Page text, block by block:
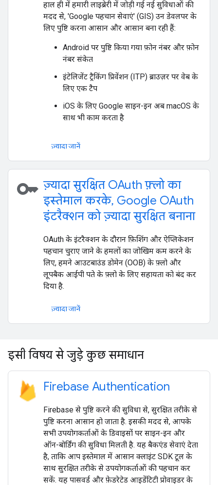
हाल ही में हमारी लाइब्रेरी में जोड़ी गई नई सुविधाओं की
मदद से, 'Google पहचान सेवाएं' (GIS) उन डेवलपर के
लिए पुष्टि करना आसान और आसान बना रही हैं:
Android पर पुष्टि किया गया फ़ोन नंबर और फ़ोन
नंबर संकेत
इंटेलिजेंट ट्रैकिंग प्रिवेंशन (ITP) ब्राउज़र पर वेब के
लिए एक टैप
iOS के लिए Google साइन-इन अब macOS के
साथ भी काम करता है
ज़्यादा जानें
key ज़्यादा सुरक्षित OAuth फ़्लो का
इस्तेमाल करके, Google OAuth
इंटरैक्शन को ज़्यादा सुरक्षित बनाना
OAuth के इंटरैक्शन के दौरान फ़िशिंग और ऐप्लिकेशन
पहचान चुराए जाने के हमलों का जोखिम कम करने के
लिए, हमने आउटबाउंड डोमेन (OOB) के फ़्लो और
लूपबैक आईपी पते के फ़्लो के लिए सहायता को बंद कर
दिया है.
ज़्यादा जानें
इसी विषय से जुड़े कुछ समाधान
Firebase Authentication
Firebase से पुष्टि करने की सुविधा से, सुरक्षित तरीके से
पुष्टि करना आसान हो जाता है. इसकी मदद से, आपके
सभी उपयोगकर्ताओं के डिवाइसों पर साइन-इन और
ऑन-बोर्डिंग की सुविधा मिलती है. यह बैकएंड सेवाएं देता
है, ताकि आप इस्तेमाल में आसान क्लाइंट SDK टूल के
साथ सुरक्षित तरीके से उपयोगकर्ताओं की पहचान कर
सकें. यह पासवर्ड और फ़ेडरेटेड आइडेंटिटी प्रोवाइडर के